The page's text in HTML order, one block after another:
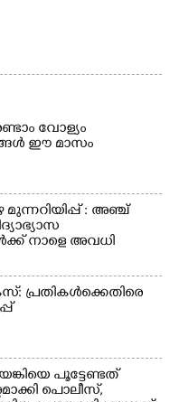
വോള്യം
ഈ മാസം
മുന്നറിയിപ്പ് : അഞ്ച്
നാളെ അവധി
പ്രതികൾക്കെതിരെ
പൂട്ടേണ്ടത്
പൊലീസ്,